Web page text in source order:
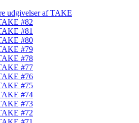
udgivelser af TAKE
#82
#81
#80
#79
#78
#77
#76
#75
#74
#73
#72